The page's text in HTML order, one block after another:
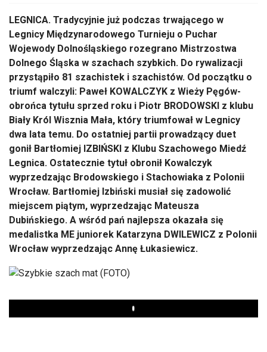
LEGNICA. Tradycyjnie już podczas trwającego w
Legnicy Międzynarodowego Turnieju o Puchar
Wojewody Dolnośląskiego rozegrano Mistrzostwa
Dolnego Śląska w szachach szybkich. Do rywalizacji
przystąpiło 81 szachistek i szachistów. Od początku o
triumf walczyli: Paweł KOWALCZYK z Wieży Pęgów-
obrońca tytułu sprzed roku i Piotr BRODOWSKI z klubu
Biały Król Wisznia Mała, który triumfował w Legnicy
dwa lata temu. Do ostatniej partii prowadzący duet
gonił Bartłomiej IZBIŃSKI z Klubu Szachowego Miedź
Legnica. Ostatecznie tytuł obronił Kowalczyk
wyprzedzając Brodowskiego i Stachowiaka z Polonii
Wrocław. Bartłomiej Izbiński musiał się zadowolić
miejscem piątym, wyprzedzając Mateusza
Dubińskiego. A wśród pań najlepsza okazała się
medalistka ME juniorek Katarzyna DWILEWICZ z Polonii
Wrocław wyprzedzając Annę Łukasiewicz.
Play